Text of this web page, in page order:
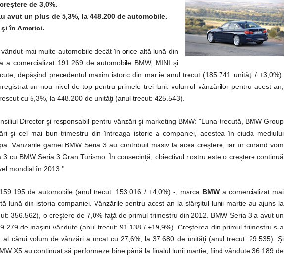
de 3,0%.
avut un plus de 5,3%, la 448.200 de automobile.
în Americi.
mai multe automobile decât în orice altă lună din
a comercializat 191.269 de automobile BMW, MINI şi
depăşind precedentul maxim istoric din martie anul trecut (185.741 unităţi / +3,0%).
un nou nivel de top pentru primele trei luni: volumul vânzărilor pentru acest an,
cu 5,3%, la 448.200 de unităţi (anul trecut: 425.543).
Director şi responsabil pentru vânzări şi marketing BMW: "Luna trecută, BMW Group
şi cel mai bun trimestru din întreaga istorie a companiei, acestea în ciuda mediului
Vânzările gamei BMW Seria 3 au contribuit masiv la acea creştere, iar în curând vom
cu BMW Seria 3 Gran Turismo. În consecinţă, obiectivul nostru este o creştere continuă
mondial în 2013."
de automobile (anul trecut: 153.016 / +4,0%) -, marca BMW a comercializat mai
lună din istoria companiei. Vânzările pentru acest an la sfârşitul lunii martie au ajuns la
356.562), o creştere de 7,0% faţă de primul trimestru din 2012. BMW Seria 3 a avut un
de maşini vândute (anul trecut: 91.138 / +19,9%). Creşterea din primul trimestru s-a
al cărui volum de vânzări a urcat cu 27,6%, la 37.680 de unităţi (anul trecut: 29.535). Şi
X5 au continuat să performeze bine până la finalul lunii martie, fiind vândute 36.189 de